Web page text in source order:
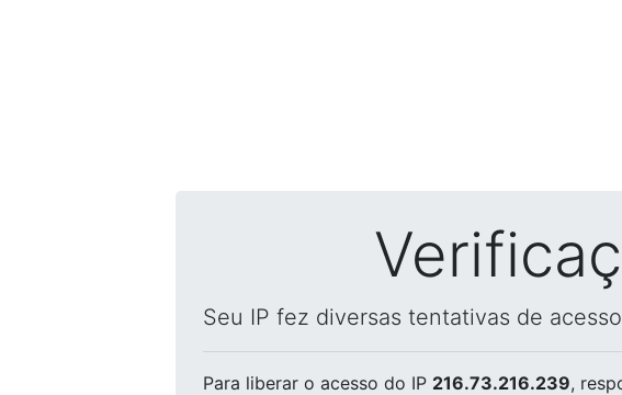
Seu IP fez diversas tentativas de
Para liberar o acesso do IP 216.73.216.239,